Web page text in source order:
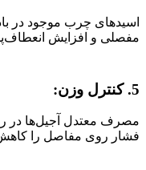
اسیدهای چرب موجود در
مفصلی و افزایش
5. کنترل وزن:
مصرف معتدل آجیل‌ها در
فشار روی مفاصل را